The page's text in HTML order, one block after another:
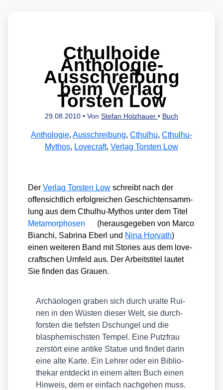
Cthulhoide
Anthologie-
Ausschreibung
beim Verlag
Torsten Low
29.08.2010 • Von Stefan Holzhauer • Buch
Anthologie, Ausschreibung, Cthulhu, Cthulhu-
Mythos, Lovecraft, Verlag Torsten Low
DerVer­lag Tors­ten Low schreibt nach der
offen­sicht­lich erfolg­rei­chen Geschich­ten­samm­
lung aus dem Cthul­hu-Mythos unter dem Titel
Meta­mor­pho­sen
(her­aus­ge­ge­ben von Mar­co
Bian­chi, Sabri­na Eberl und Nina Hor­vath)
einen wei­te­ren Band mit Sto­ries aus dem love­
craft­schen Umfeld aus. Der Arbeits­ti­tel lau­tet
Sie fin­den das Grau­en.
Archäo­lo­gen gra­ben sich durch uralte Rui­
nen in den Wüs­ten die­ser Welt, sie durch­
fors­ten die tiefs­ten Dschun­gel und die
blas­phe­mischs­ten Tem­pel. Eine Putz­frau
zer­stört eine anti­ke Sta­tue und fin­det dar­in
eine alte Kar­te. Ein Leh­rer oder ein Biblio­
the­kar ent­deckt in einem alten Buch einen
Hin­weis, dem er ein­fach nach­ge­hen muss.